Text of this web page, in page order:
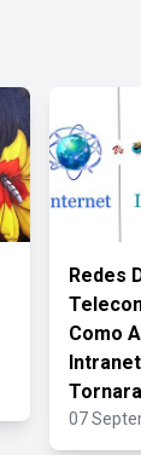
Redes
Como
07